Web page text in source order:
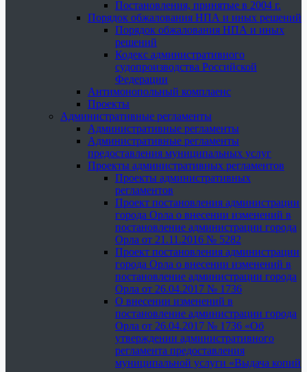
Постановления, принятые в 2004 г.
Порядок обжалования НПА и иных решений
Порядок обжалования НПА и иных
решений
Кодекс административного
судопроизводства Российской
Федерации
Антимонопольный комплаенс
Проекты
Административные регламенты
Административные регламенты
Административные регламенты
предоставления муниципальных услуг
Проекты административных регламентов
Проекты административных
регламентов
Проект постановления администрации
города Орла о внесении изменений в
постановление администрации города
Орла от 21.11.2016 № 5282
Проект постановления администрации
города Орла о внесении изменений в
постановление администрации города
Орла от 26.04.2017 № 1736
О внесении изменений в
постановление администрации города
Орла от 26.04.2017 № 1736 «Об
утверждении административного
регламента предоставления
муниципальной услуги «Выдача копий